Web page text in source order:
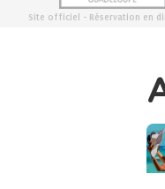
Site officiel - Réservation en